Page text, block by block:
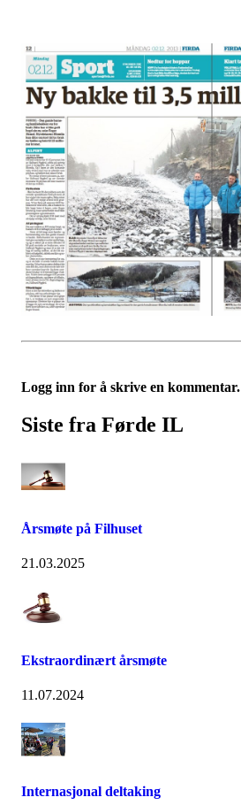
Logg inn for å skrive en kommentar.
Siste fra Førde IL
Årsmøte på Filhuset
21.03.2025
Ekstraordinært årsmøte
11.07.2024
Internasjonal deltaking